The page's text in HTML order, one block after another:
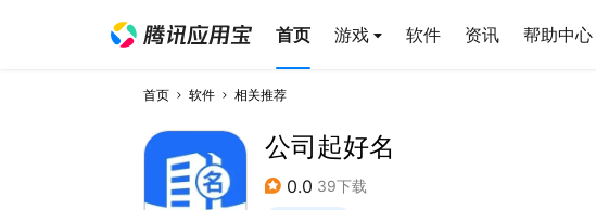
首页 游戏 软件 资讯 帮助中心
首页 软件 相关推荐
公司起好名
0.0 39下载